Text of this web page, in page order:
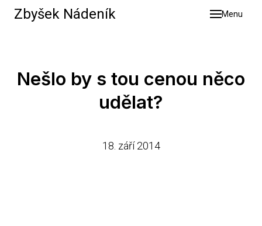
Menu
Zbyšek Nádeník
Blog
Nešlo by s tou cenou něco
udělat?
18. září 2014